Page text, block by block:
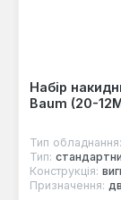
Набір
Baum (20-
Тип обладнання:
Тип:
Конструкція:
Призначення: